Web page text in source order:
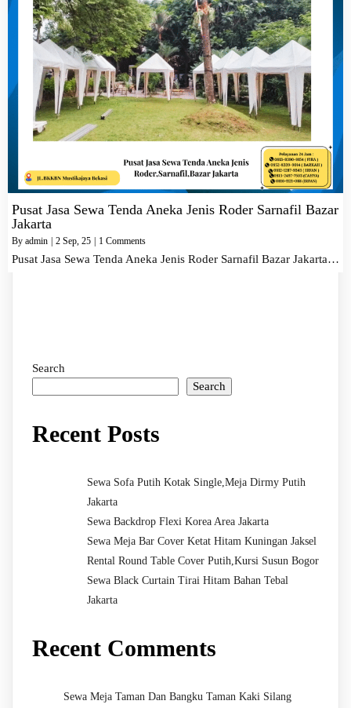
Pusat Jasa Sewa Tenda Aneka Jenis Roder Sarnafil Bazar
Jakarta
By admin 2 Sep, 25 1 Comments
Pusat Jasa Sewa Tenda Aneka Jenis Roder Sarnafil Bazar Jakarta…
Search
Search
Recent Posts
Sewa Sofa Putih Kotak Single,Meja Dirmy Putih
Jakarta
Sewa Backdrop Flexi Korea Area Jakarta
Sewa Meja Bar Cover Ketat Hitam Kuningan Jaksel
Rental Round Table Cover Putih,Kursi Susun Bogor
Sewa Black Curtain Tirai Hitam Bahan Tebal
Jakarta
Recent Comments
Sewa Meja Taman Dan Bangku Taman Kaki Silang